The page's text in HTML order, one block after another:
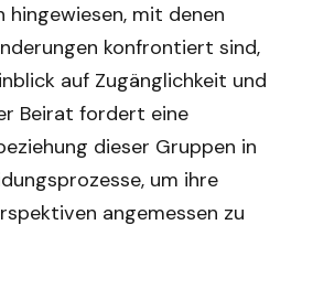
hingewiesen, mit denen
konfrontiert sind,
auf Zugänglichkeit und
Beirat fordert eine
dieser Gruppen in
um ihre
angemessen zu